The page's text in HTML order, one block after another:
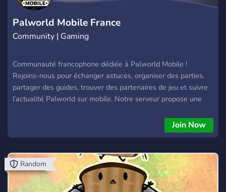
laisse la nuit te révéler des compagnons inattendus. 🕯️
Palworld Mobile France
Community | Gaming
Communauté francophone dédiée à Palworld Mobile !
Rejoins-nous pour échanger astuces, organiser des parties,
partager des guides, trouver des partenaires de jeu et suivre
l’actualité Palworld sur mobile. Notre serveur propose une
des événements, entraide pour débutants, et des annonces
en avant-première. Rejoins la meilleure communauté
joueurs passionnés !
Join Now
Random